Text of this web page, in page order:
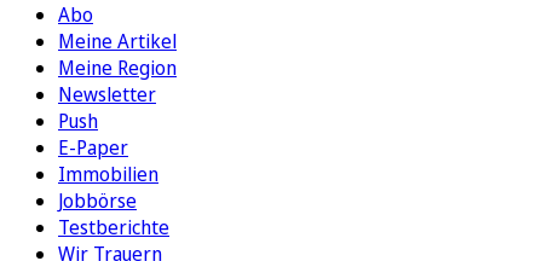
Abo
Meine Artikel
Meine Region
Newsletter
Push
E-Paper
Immobilien
Jobbörse
Testberichte
Wir Trauern